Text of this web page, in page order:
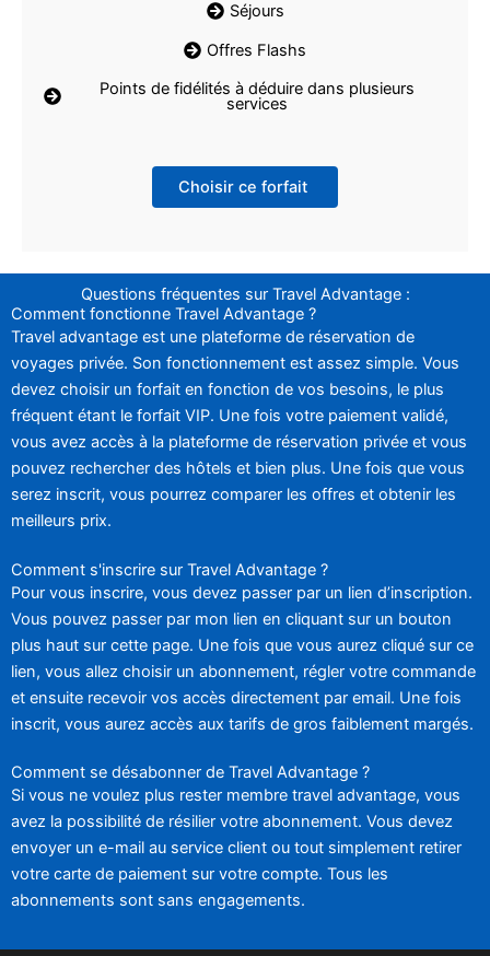
Séjours
Offres Flashs
Points de fidélités à déduire dans plusieurs
services
Choisir ce forfait
Questions fréquentes sur Travel Advantage :
Comment fonctionne Travel Advantage ?
Travel advantage est une plateforme de réservation de
voyages privée. Son fonctionnement est assez simple. Vous
devez choisir un forfait en fonction de vos besoins, le plus
fréquent étant le forfait VIP. Une fois votre paiement validé,
vous avez accès à la plateforme de réservation privée et vous
pouvez rechercher des hôtels et bien plus. Une fois que vous
serez inscrit, vous pourrez comparer les offres et obtenir les
meilleurs prix.
Comment s'inscrire sur Travel Advantage ?
Pour vous inscrire, vous devez passer par un lien d’inscription.
Vous pouvez passer par mon lien en cliquant sur un bouton
plus haut sur cette page. Une fois que vous aurez cliqué sur ce
lien, vous allez choisir un abonnement, régler votre commande
et ensuite recevoir vos accès directement par email. Une fois
inscrit, vous aurez accès aux tarifs de gros faiblement margés.
Comment se désabonner de Travel Advantage ?
Si vous ne voulez plus rester membre travel advantage, vous
avez la possibilité de résilier votre abonnement. Vous devez
envoyer un e-mail au service client ou tout simplement retirer
votre carte de paiement sur votre compte. Tous les
abonnements sont sans engagements.